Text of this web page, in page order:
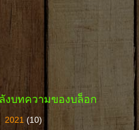
งบทความของบล็อก
2021 (10)